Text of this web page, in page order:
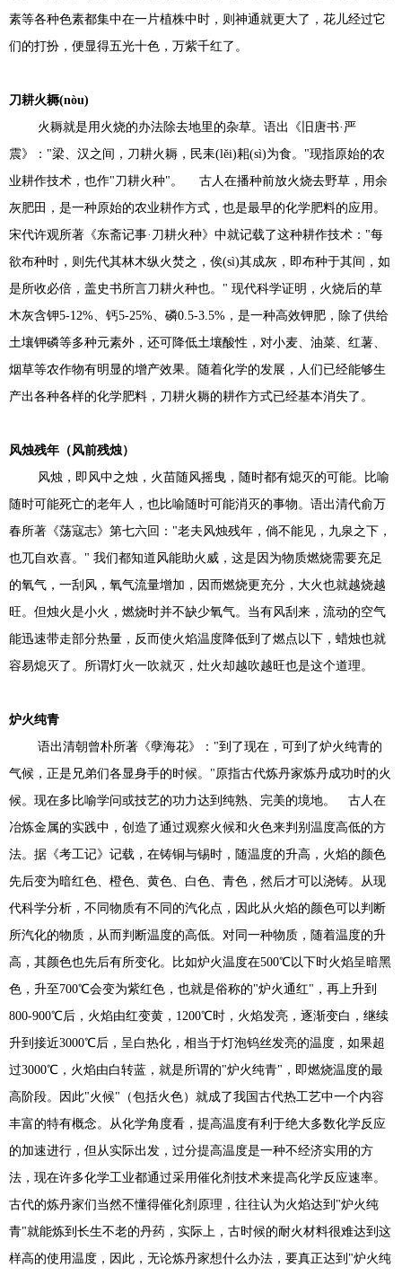
素等各种色素都集中在一片植株中时，则神通就更大了，花儿经过它
们的打扮，便显得五光十色，万紫千红了。
刀耕火耨(nòu)
火耨就是用火烧的办法除去地里的杂草。语出《旧唐书·严
震》："梁、汉之间，刀耕火耨，民耒(lěi)耜(sì)为食。"现指原始的农
业耕作技术，也作"刀耕火种"。 古人在播种前放火烧去野草，用余
灰肥田，是一种原始的农业耕作方式，也是最早的化学肥料的应用。
宋代许观所著《东斋记事·刀耕火种》中就记载了这种耕作技术："每
欲布种时，则先代其林木纵火焚之，俟(sì)其成灰，即布种于其间，如
是所收必倍，盖史书所言刀耕火种也。" 现代科学证明，火烧后的草
木灰含钾5-12%、钙5-25%、磷0.5-3.5%，是一种高效钾肥，除了供给
土壤钾磷等多种元素外，还可降低土壤酸性，对小麦、油菜、红薯、
烟草等农作物有明显的增产效果。随着化学的发展，人们已经能够生
产出各种各样的化学肥料，刀耕火耨的耕作方式已经基本消失了。
风烛残年（风前残烛）
风烛，即风中之烛，火苗随风摇曳，随时都有熄灭的可能。比喻
随时可能死亡的老年人，也比喻随时可能消灭的事物。语出清代俞万
春所著《荡寇志》第七六回："老夫风烛残年，倘不能见，九泉之下，
也兀自欢喜。" 我们都知道风能助火威，这是因为物质燃烧需要充足
的氧气，一刮风，氧气流量增加，因而燃烧更充分，大火也就越烧越
旺。但烛火是小火，燃烧时并不缺少氧气。当有风刮来，流动的空气
能迅速带走部分热量，反而使火焰温度降低到了燃点以下，蜡烛也就
容易熄灭了。所谓灯火一吹就灭，灶火却越吹越旺也是这个道理。
炉火纯青
语出清朝曾朴所著《孽海花》："到了现在，可到了炉火纯青的
气候，正是兄弟们各显身手的时候。"原指古代炼丹家炼丹成功时的火
候。现在多比喻学问或技艺的功力达到纯熟、完美的境地。 古人在
冶炼金属的实践中，创造了通过观察火候和火色来判别温度高低的方
法。据《考工记》记载，在铸铜与锡时，随温度的升高，火焰的颜色
先后变为暗红色、橙色、黄色、白色、青色，然后才可以浇铸。从现
代科学分析，不同物质有不同的汽化点，因此从火焰的颜色可以判断
所汽化的物质，从而判断温度的高低。对同一种物质，随着温度的升
高，其颜色也先后有所变化。比如炉火温度在500℃以下时火焰呈暗黑
色，升至700℃会变为紫红色，也就是俗称的"炉火通红"，再上升到
800-900℃后，火焰由红变黄，1200℃时，火焰发亮，逐渐变白，继续
升到接近3000℃后，呈白热化，相当于灯泡钨丝发亮的温度，如果超
过3000℃，火焰由白转蓝，就是所谓的"炉火纯青"，即燃烧温度的最
高阶段。因此"火候"（包括火色）就成了我国古代热工艺中一个内容
丰富的特有概念。从化学角度看，提高温度有利于绝大多数化学反应
的加速进行，但从实际出发，过分提高温度是一种不经济实用的方
法，现在许多化学工业都通过采用催化剂技术来提高化学反应速率。
古代的炼丹家们当然不懂得催化剂原理，往往认为火焰达到"炉火纯
青"就能炼到长生不老的丹药，实际上，古时候的耐火材料很难达到这
样高的使用温度，因此，无论炼丹家想什么办法，要真正达到"炉火纯